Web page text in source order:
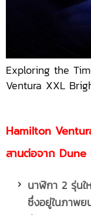
Exploring the
Ventura XXL
Hamilton
สานต่อจาก Dune
นาฬิกา 2 รุ่น
ซึ่งอยู่ในภาพ